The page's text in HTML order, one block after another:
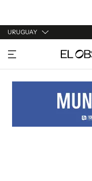
URUGUAY
URUGUAY
ARGENTINA
ESTADOS UNIDOS